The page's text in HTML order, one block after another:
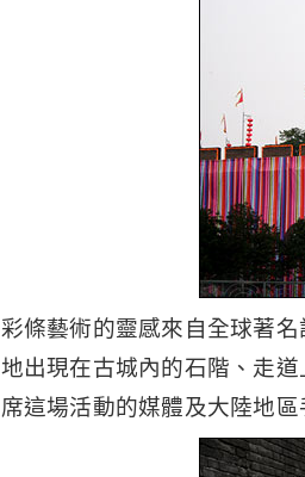
彩條藝術的靈感來自全球著
地出現在古城內的石階、走
席這場活動的媒體及大陸地